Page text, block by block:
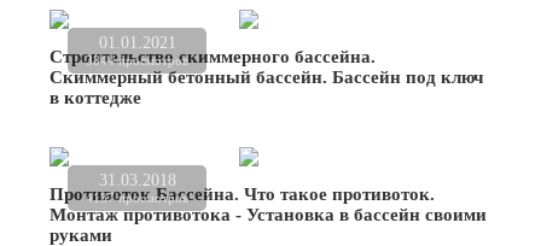
01.01.2021
3844 просмотров
Строительство скиммерного бассейна.
Скиммерный бетонный бассейн. Бассейн под ключ
в коттедже
31.03.2018
4137 просмотров
Противоток Бассейна. Что такое противоток.
Монтаж противотока - Установка в бассейн своими
руками